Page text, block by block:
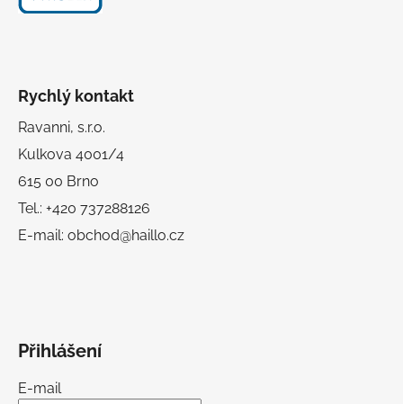
Rychlý kontakt
Ravanni, s.r.o.
Kulkova 4001/4
615 00 Brno
Tel.: +420 737288126
E-mail: obchod@haillo.cz
Přihlášení
E-mail